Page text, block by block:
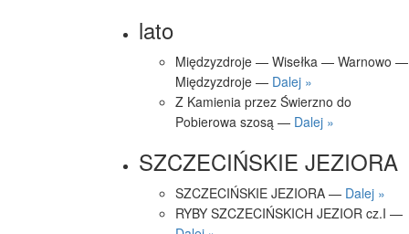
lato
Międzyzdroje — Wisełka — Warnowo —
Międzyzdroje — Dalej »
Z Kamienia przez Świerzno do
Pobierowa szosą — Dalej »
SZCZECIŃSKIE JEZIORA
SZCZECIŃSKIE JEZIORA — Dalej »
RYBY SZCZECIŃSKICH JEZIOR cz.I —